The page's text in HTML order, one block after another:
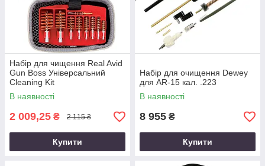
Набір для чищення Real Avid
Gun Boss Універсальний
Cleaning Kit
В наявності
2 009,25 ₴ 2 115 ₴
Купити
Набір для очищення Dewey
для AR-15 кал. .223
В наявності
8 955 ₴
Купити